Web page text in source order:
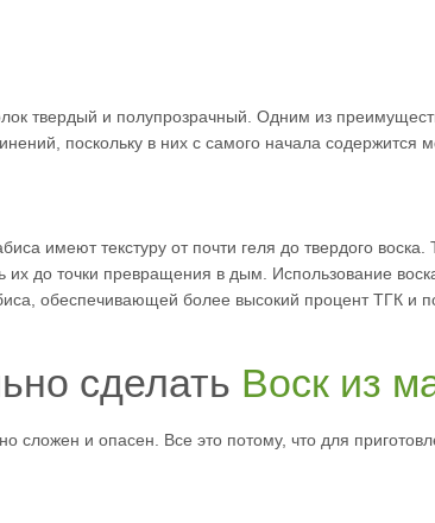
твердый и полупрозрачный. Одним из
поскольку в них с самого начала содержится
имеют текстуру от почти геля до твердого
их до точки превращения в дым. Использование
обеспечивающей более высокий процент ТГК и
сделать Воск из
сложен и опасен. Все это потому, что для